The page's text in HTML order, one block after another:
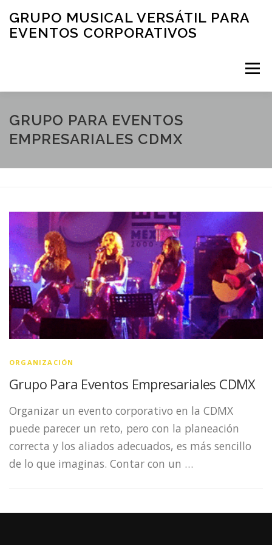
GRUPO MUSICAL VERSÁTIL PARA
EVENTOS CORPORATIVOS
Menú
INICIO QUIENES SOMOS CLIENTES
CONTACTO TIPS Y MÁS
GRUPO PARA EVENTOS
EMPRESARIALES CDMX
ORGANIZACIÓN
Grupo Para Eventos Empresariales CDMX
Organizar un evento corporativo en la CDMX
puede parecer un reto, pero con la planeación
correcta y los aliados adecuados, es más sencillo
de lo que imaginas. Contar con un …